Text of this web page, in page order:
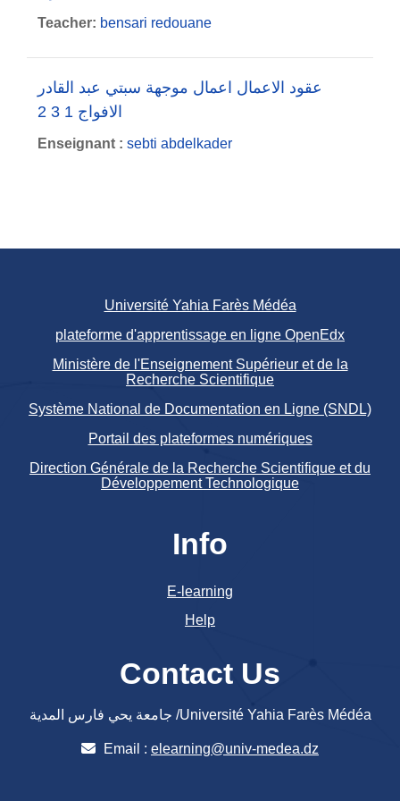
Teacher: bensari redouane
عقود الاعمال اعمال موجهة سبتي عبد القادر
الافواج 1 3 2
Enseignant : sebti abdelkader
Université Yahia Farès Médéa
plateforme d'apprentissage en ligne OpenEdx
Ministère de l'Enseignement Supérieur et de la
Recherche Scientifique
Système National de Documentation en Ligne (SNDL)
Portail des plateformes numériques
Direction Générale de la Recherche Scientifique et du
Développement Technologique
Info
E-learning
Help
Contact Us
جامعة يحي فارس المدية /Université Yahia Farès Médéa
Email : elearning@univ-medea.dz